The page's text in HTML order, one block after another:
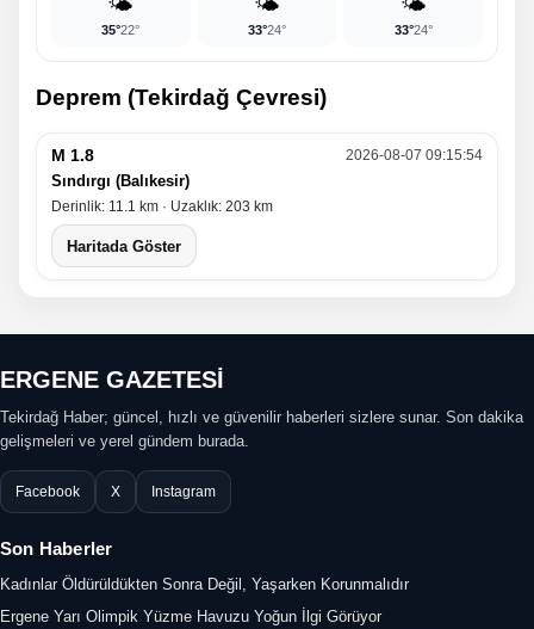
35°22° 33°24° 33°24°
Deprem (Tekirdağ Çevresi)
M 1.8 2026-08-07 09:15:54
Sındırgı (Balıkesir)
Derinlik: 11.1 km · Uzaklık: 203 km
Haritada Göster
ERGENE GAZETESİ
Tekirdağ Haber; güncel, hızlı ve güvenilir haberleri sizlere sunar. Son dakika
gelişmeleri ve yerel gündem burada.
Facebook X Instagram
Son Haberler
Kadınlar Öldürüldükten Sonra Değil, Yaşarken Korunmalıdır
Ergene Yarı Olimpik Yüzme Havuzu Yoğun İlgi Görüyor